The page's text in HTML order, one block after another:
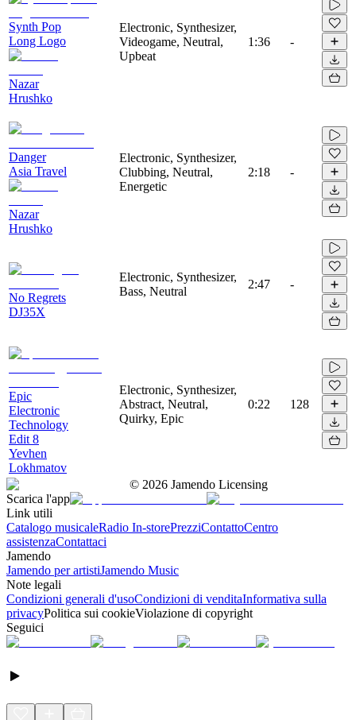
Synth Pop
Long Logo
Nazar
Hrushko
Electronic, Synthesizer,
Videogame, Neutral,
Upbeat
1:36 -
Danger
Asia Travel
Nazar
Hrushko
Electronic, Synthesizer,
Clubbing, Neutral,
Energetic
2:18 -
No Regrets
DJ35X
Electronic, Synthesizer,
Bass, Neutral
2:47 -
Epic
Electronic
Technology
Edit 8
Yevhen
Lokhmatov
Electronic, Synthesizer,
Abstract, Neutral,
Quirky, Epic
0:22 128
© 2026 Jamendo Licensing
Scarica l'app
Link utili
Catalogo musicaleRadio In-storePrezziContattoCentro
assistenzaContattaci
Jamendo
Jamendo per artistiJamendo Music
Note legali
Condizioni generali d'usoCondizioni di venditaInformativa sulla
privacyPolitica sui cookieViolazione di copyright
Seguici